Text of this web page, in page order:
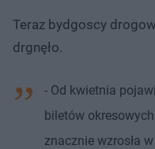
Teraz bydgoscy
drgnęło.
- Od kwietnia
biletów
znacznie wzrosła